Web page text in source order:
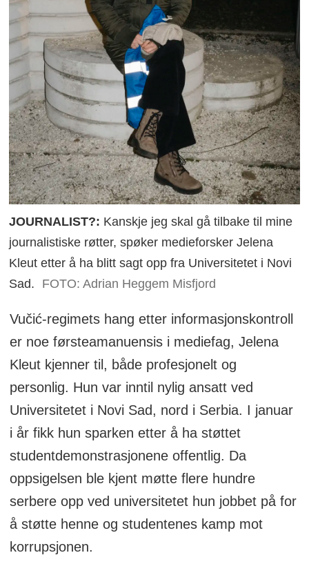
JOURNALIST?: Kanskje jeg skal gå tilbake til mine
journalistiske røtter, spøker medieforsker Jelena
Kleut etter å ha blitt sagt opp fra Universitetet i Novi
Sad.
FOTO: Adrian Heggem Misfjord
Vučić-regimets hang etter informasjonskontroll
er noe førsteamanuensis i mediefag, Jelena
Kleut kjenner til, både profesjonelt og
personlig. Hun var inntil nylig ansatt ved
Universitetet i Novi Sad, nord i Serbia. I januar
i år fikk hun sparken etter å ha støttet
studentdemonstrasjonene offentlig. Da
oppsigelsen ble kjent møtte flere hundre
serbere opp ved universitetet hun jobbet på for
å støtte henne og studentenes kamp mot
korrupsjonen.